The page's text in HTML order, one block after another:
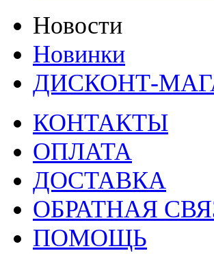
Новости
Новинки
ДИСКОНТ-
КОНТАКТЫ
ОПЛАТА
ДОСТАВКА
ОБРАТНАЯ
ПОМОЩЬ